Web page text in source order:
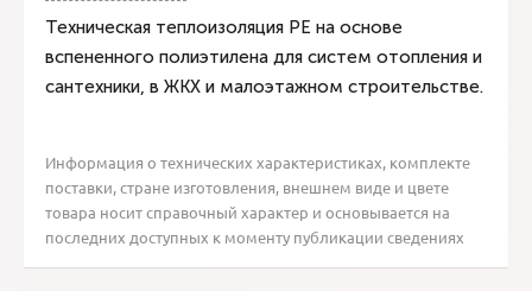
Техническая теплоизоляция PE на основе
вспененного полиэтилена для систем отопления и
сантехники, в ЖКХ и малоэтажном строительстве.
Информация о технических характеристиках, комплекте
поставки, стране изготовления, внешнем виде и цвете
товара носит справочный характер и основывается на
последних доступных к моменту публикации сведениях